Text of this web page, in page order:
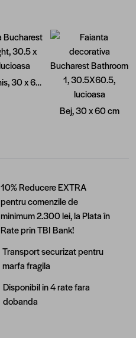
Bej deschis, 30 x 60 cm
Bej, 30 x 60 cm
10% Reducere EXTRA
pentru comenzile de
minimum 2.300 lei, la Plata în
Rate prin TBI Bank!
Transport securizat pentru
marfa fragila
Disponibil in 4 rate fara
dobanda